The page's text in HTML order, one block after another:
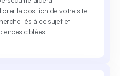
la position de votre site
liés à ce sujet et
ciblées